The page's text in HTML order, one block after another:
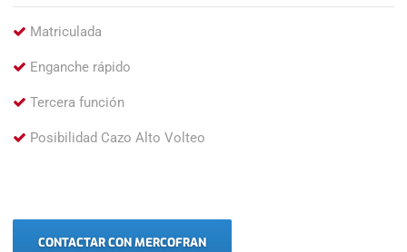
Matriculada
Enganche rápido
Tercera función
Posibilidad Cazo Alto Volteo
CONTACTAR CON MERCOFRAN